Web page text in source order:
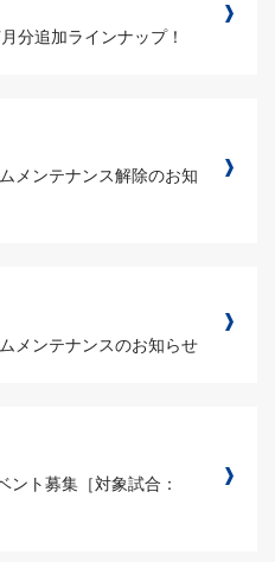
分追加ラインナップ！
メンテナンス解除のお知
メンテナンスのお知らせ
ント募集［対象試合：